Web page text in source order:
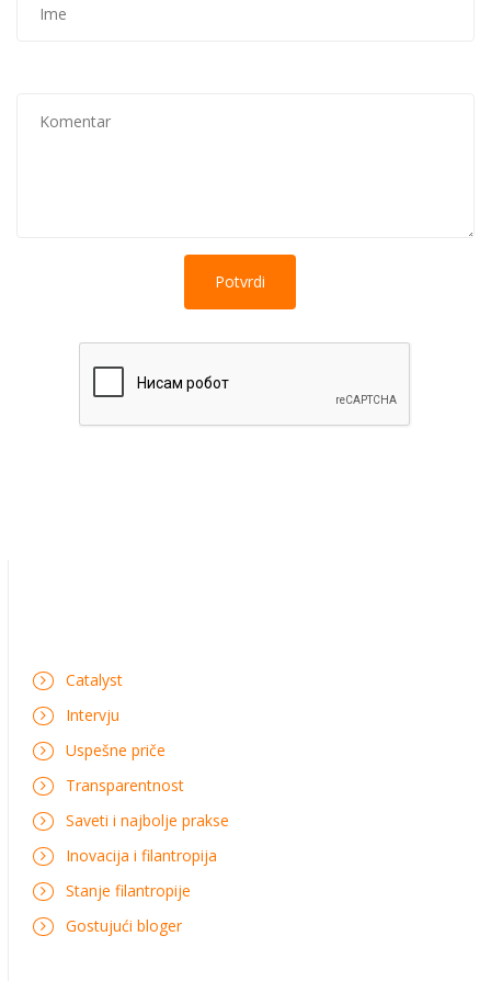
Catalyst
Intervju
Uspešne priče
Transparentnost
Saveti i najbolje prakse
Inovacija i filantropija
Stanje filantropije
Gostujući bloger